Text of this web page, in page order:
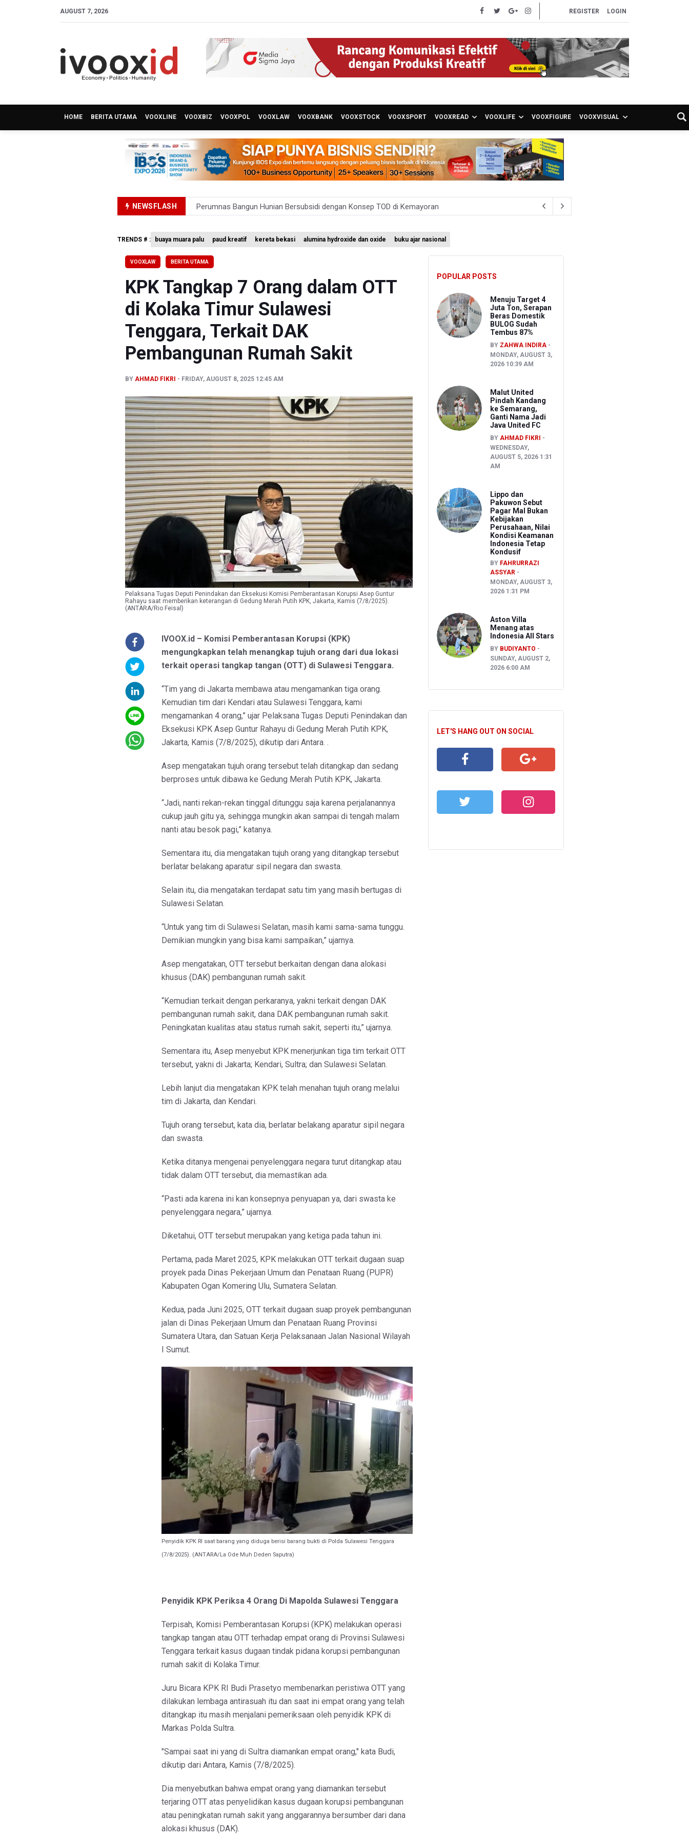
AUGUST 7, 2026 REGISTER LOGIN
HOME BERITA UTAMA VOOXLINE VOOXBIZ VOOXPOL VOOXLAW VOOXBANK VOOXSTOCK VOOXSPORT VOOXREAD VOOXLIFE VOOXFIGURE VOOXVISUAL
NEWSFLASH
Perumnas Bangun Hunian Bersubsidi dengan Konsep TOD di Kemayoran
Pemerintah Matangkan Rencana Pembaruan Buku Ajar Nasional
Pendakian Gunung Gede Pangrango Ditutup karena Kebakaran Alun-alun Suryakancana
Menkomdigi Sebut Kehadiran AI Factory Perkuat Posisi Indonesia
TRENDS # : buaya muara palu paud kreatif kereta bekasi alumina hydroxide dan oxide buku ajar nasional
VOOXLAW BERITA UTAMA
KPK Tangkap 7 Orang dalam OTT
di Kolaka Timur Sulawesi
Tenggara, Terkait DAK
Pembangunan Rumah Sakit
BY AHMAD FIKRI FRIDAY, AUGUST 8, 2025 12:45 AM
Pelaksana Tugas Deputi Penindakan dan Eksekusi Komisi Pemberantasan Korupsi Asep Guntur
Rahayu saat memberikan keterangan di Gedung Merah Putih KPK, Jakarta, Kamis (7/8/2025).
(ANTARA/Rio Feisal)
IVOOX.id – Komisi Pemberantasan Korupsi (KPK)
mengungkapkan telah menangkap tujuh orang dari dua lokasi
terkait operasi tangkap tangan (OTT) di Sulawesi Tenggara.
“Tim yang di Jakarta membawa atau mengamankan tiga orang.
Kemudian tim dari Kendari atau Sulawesi Tenggara, kami
mengamankan 4 orang,” ujar Pelaksana Tugas Deputi Penindakan dan
Eksekusi KPK Asep Guntur Rahayu di Gedung Merah Putih KPK,
Jakarta, Kamis (7/8/2025), dikutip dari Antara. .
Asep mengatakan tujuh orang tersebut telah ditangkap dan sedang
berproses untuk dibawa ke Gedung Merah Putih KPK, Jakarta.
“Jadi, nanti rekan-rekan tinggal ditunggu saja karena perjalanannya
cukup jauh gitu ya, sehingga mungkin akan sampai di tengah malam
nanti atau besok pagi,” katanya.
Sementara itu, dia mengatakan tujuh orang yang ditangkap tersebut
berlatar belakang aparatur sipil negara dan swasta.
Selain itu, dia mengatakan terdapat satu tim yang masih bertugas di
Sulawesi Selatan.
“Untuk yang tim di Sulawesi Selatan, masih kami sama-sama tunggu.
Demikian mungkin yang bisa kami sampaikan,” ujarnya.
Asep mengatakan, OTT tersebut berkaitan dengan dana alokasi
khusus (DAK) pembangunan rumah sakit.
“Kemudian terkait dengan perkaranya, yakni terkait dengan DAK
pembangunan rumah sakit, dana DAK pembangunan rumah sakit.
Peningkatan kualitas atau status rumah sakit, seperti itu,” ujarnya.
Sementara itu, Asep menyebut KPK menerjunkan tiga tim terkait OTT
tersebut, yakni di Jakarta; Kendari, Sultra; dan Sulawesi Selatan.
Lebih lanjut dia mengatakan KPK telah menahan tujuh orang melalui
tim di Jakarta, dan Kendari.
Tujuh orang tersebut, kata dia, berlatar belakang aparatur sipil negara
dan swasta.
Ketika ditanya mengenai penyelenggara negara turut ditangkap atau
tidak dalam OTT tersebut, dia memastikan ada.
“Pasti ada karena ini kan konsepnya penyuapan ya, dari swasta ke
penyelenggara negara,” ujarnya.
Diketahui, OTT tersebut merupakan yang ketiga pada tahun ini.
Pertama, pada Maret 2025, KPK melakukan OTT terkait dugaan suap
proyek pada Dinas Pekerjaan Umum dan Penataan Ruang (PUPR)
Kabupaten Ogan Komering Ulu, Sumatera Selatan.
Kedua, pada Juni 2025, OTT terkait dugaan suap proyek pembangunan
jalan di Dinas Pekerjaan Umum dan Penataan Ruang Provinsi
Sumatera Utara, dan Satuan Kerja Pelaksanaan Jalan Nasional Wilayah
I Sumut.
Penyidik KPK RI saat barang yang diduga berisi barang bukti di Polda Sulawesi Tenggara
(7/8/2025). (ANTARA/La Ode Muh Deden Saputra)
Penyidik KPK Periksa 4 Orang Di Mapolda Sulawesi Tenggara
Terpisah, Komisi Pemberantasan Korupsi (KPK) melakukan operasi
tangkap tangan atau OTT terhadap empat orang di Provinsi Sulawesi
Tenggara terkait kasus dugaan tindak pidana korupsi pembangunan
rumah sakit di Kolaka Timur.
Juru Bicara KPK RI Budi Prasetyo membenarkan peristiwa OTT yang
dilakukan lembaga antirasuah itu dan saat ini empat orang yang telah
ditangkap itu masih menjalani pemeriksaan oleh penyidik KPK di
Markas Polda Sultra.
"Sampai saat ini yang di Sultra diamankan empat orang," kata Budi,
dikutip dari Antara, Kamis (7/8/2025).
Dia menyebutkan bahwa empat orang yang diamankan tersebut
terjaring OTT atas penyelidikan kasus dugaan korupsi pembangunan
atau peningkatan rumah sakit yang anggarannya bersumber dari dana
alokasi khusus (DAK).
POPULAR POSTS
Menuju Target 4
Juta Ton, Serapan
Beras Domestik
BULOG Sudah
Tembus 87%
BY ZAHWA INDIRA
MONDAY, AUGUST 3,
2026 10:39 AM
Malut United
Pindah Kandang
ke Semarang,
Ganti Nama Jadi
Java United FC
BY AHMAD FIKRI
WEDNESDAY,
AUGUST 5, 2026 1:31
AM
Lippo dan
Pakuwon Sebut
Pagar Mal Bukan
Kebijakan
Perusahaan, Nilai
Kondisi Keamanan
Indonesia Tetap
Kondusif
BY FAHRURRAZI
ASSYAR
MONDAY, AUGUST 3,
2026 1:31 PM
Aston Villa
Menang atas
Indonesia All Stars
BY BUDIYANTO
SUNDAY, AUGUST 2,
2026 6:00 AM
LET'S HANG OUT ON SOCIAL